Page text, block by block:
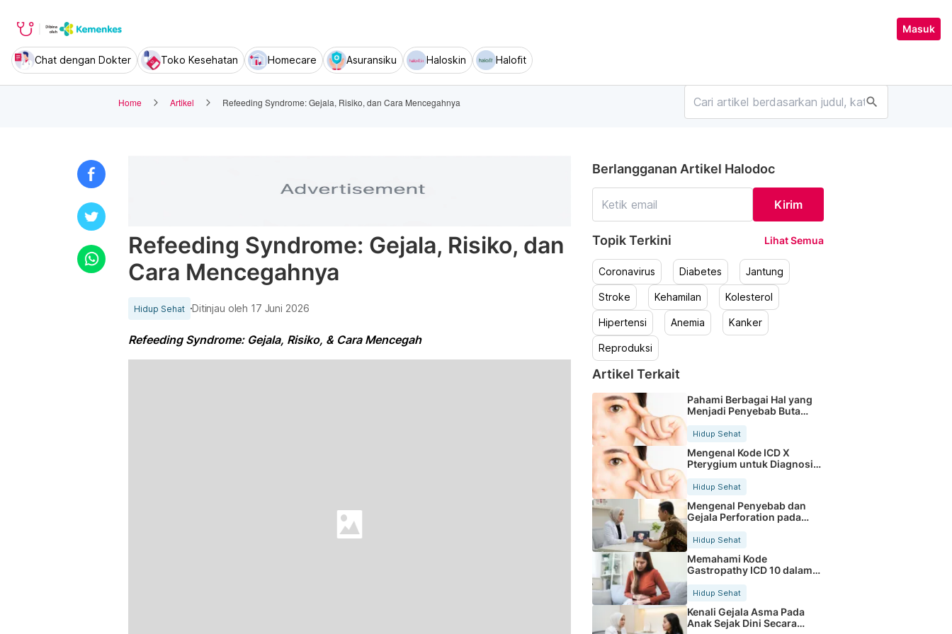
Masuk
Chat dengan Dokter Toko Kesehatan Homecare Asuransiku Haloskin Halofit
Home Artikel Refeeding Syndrome: Gejala, Risiko, dan Cara Mencegahnya search
Refeeding Syndrome: Gejala, Risiko, dan
Cara Mencegahnya
Hidup Sehat Ditinjau oleh 17 Juni 2026
Refeeding Syndrome: Gejala, Risiko, & Cara Mencegah
Berlangganan Artikel Halodoc
Kirim
Topik Terkini Lihat Semua
Coronavirus Diabetes Jantung
Stroke Kehamilan Kolesterol
Hipertensi Anemia Kanker
Reproduksi
Artikel Terkait
Pahami Berbagai Hal yang
Menjadi Penyebab Buta
Hidup Sehat
Mengenal Kode ICD X
Pterygium untuk Diagnosis
Hidup Sehat
Mengenal Penyebab dan
Gejala Perforation pada
Tubuh
Hidup Sehat
Memahami Kode
Gastropathy ICD 10 dalam
Rekam Medis Pasien
Hidup Sehat
Kenali Gejala Asma Pada
Anak Sejak Dini Secara